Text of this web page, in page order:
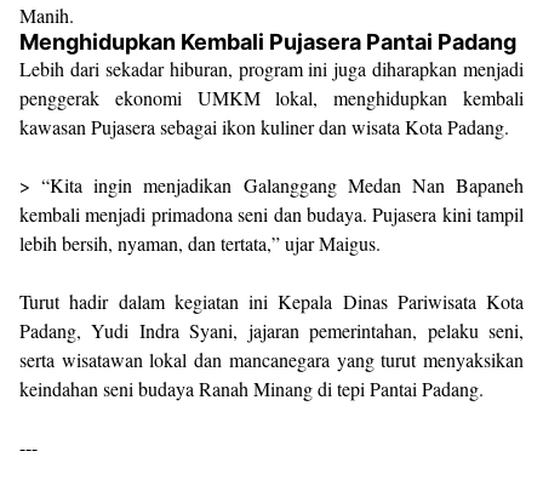
Manih.
Menghidupkan Kembali Pujasera Pantai Padang
Lebih dari sekadar hiburan, program ini juga diharapkan menjadi
penggerak ekonomi UMKM lokal, menghidupkan kembali
kawasan Pujasera sebagai ikon kuliner dan wisata Kota Padang.
> “Kita ingin menjadikan Galanggang Medan Nan Bapaneh
kembali menjadi primadona seni dan budaya. Pujasera kini tampil
lebih bersih, nyaman, dan tertata,” ujar Maigus.
Turut hadir dalam kegiatan ini Kepala Dinas Pariwisata Kota
Padang, Yudi Indra Syani, jajaran pemerintahan, pelaku seni,
serta wisatawan lokal dan mancanegara yang turut menyaksikan
keindahan seni budaya Ranah Minang di tepi Pantai Padang.
---